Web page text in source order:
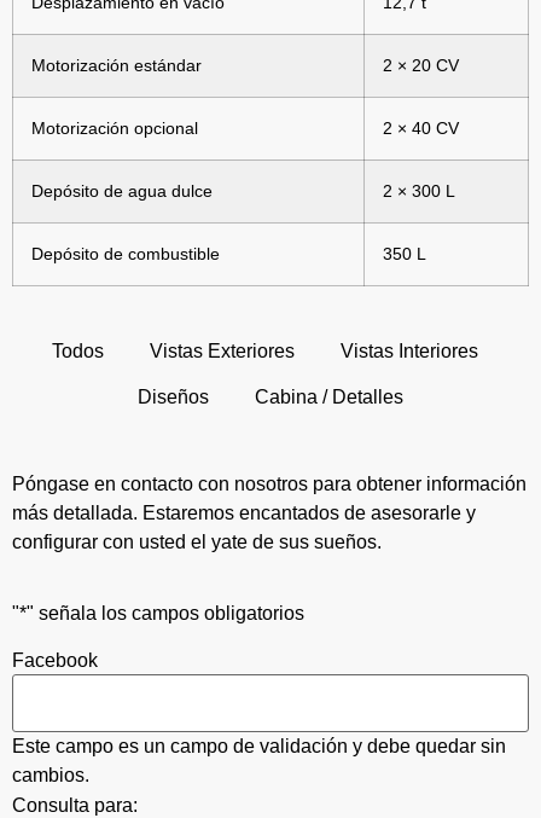
Motorización estándar 2 × 20 CV
Motorización opcional 2 × 40 CV
Depósito de agua dulce 2 × 300 L
Depósito de combustible 350 L
Todos Vistas Exteriores Vistas Interiores
Diseños Cabina / Detalles
Póngase en contacto con nosotros para obtener información
más detallada. Estaremos encantados de asesorarle y
configurar con usted el yate de sus sueños.
"*" señala los campos obligatorios
Facebook
Este campo es un campo de validación y debe quedar sin
cambios.
Consulta para: